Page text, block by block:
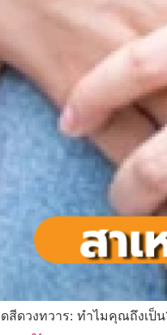
สีดวงทวาร: ทำไมคุณถึงเป็